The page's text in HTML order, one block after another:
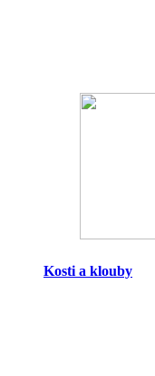
Kosti a klouby